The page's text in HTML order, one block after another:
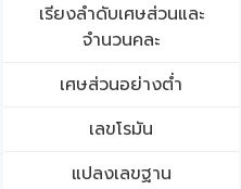
เรียงลำดับเศษส่วนและ
จำนวนคละ
เศษส่วนอย่างต่ำ
เลขโรมัน
แปลงเลขฐาน